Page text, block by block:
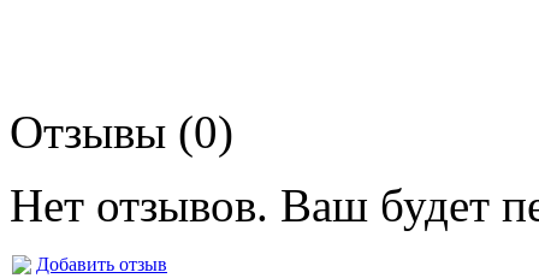
Отзывы (0)
Нет отзывов. Ваш будет
Добавить отзыв